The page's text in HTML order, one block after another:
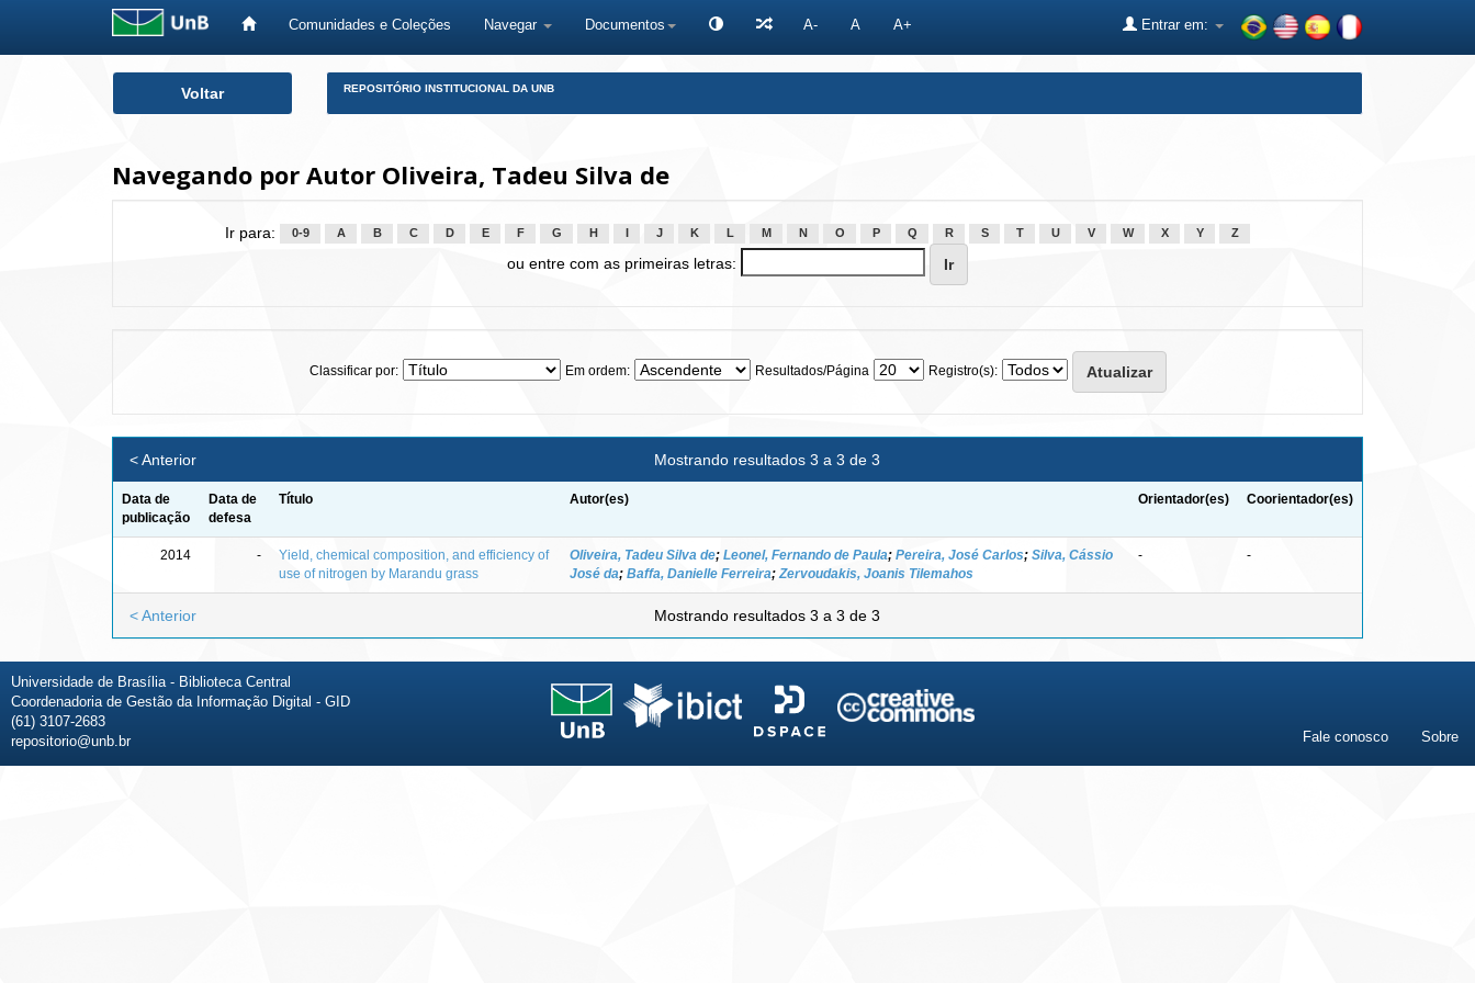
Comunidades e Coleções Navegar Documentos A- A A+ Entrar em:
Voltar REPOSITÓRIO INSTITUCIONAL DA UNB
Navegando por Autor Oliveira, Tadeu Silva de
Ir para: 0-9 A B C D E F G H J K L M N O P Q R S T U V W X Y Z
ou entre com as primeiras letras:
Classificar por: Em ordem: Resultados/Página Registro(s):
Mostrando resultados 3 a 3 de 3
< Anterior
Data de
publicação
Data de
defesa
Título Autor(es) Orientador(es) Coorientador(es)
2014 -
Yield, chemical composition, and efficiency of
use of nitrogen by Marandu grass
Oliveira, Tadeu Silva de; Leonel, Fernando de Paula; Pereira, José Carlos; Silva, Cássio
José da; Baffa, Danielle Ferreira; Zervoudakis, Joanis Tilemahos
- -
Mostrando resultados 3 a 3 de 3
< Anterior
Universidade de Brasília - Biblioteca Central
Coordenadoria de Gestão da Informação Digital - GID
(61) 3107-2683
repositorio@unb.br
Fale conosco Sobre